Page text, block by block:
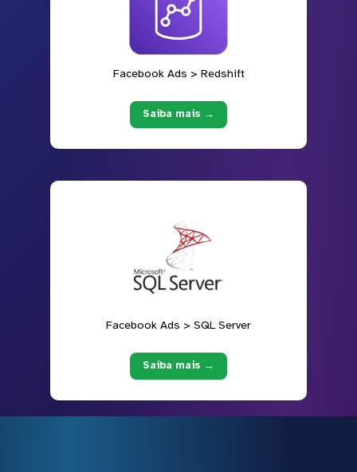
Facebook Ads > Redshift
Saiba mais →
Facebook Ads > SQL Server
Saiba mais →